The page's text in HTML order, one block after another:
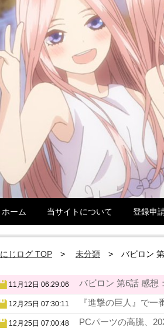
ホーム 当サイトについて 登録申
にじログ TOP 未分類 バビロン
11月12日 06:29:06 バビロン 第6話 感想
12月25日 07:30:11 『進撃の巨人』で
12月25日 07:00:48 PCパーツの高騰、